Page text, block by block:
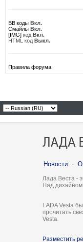
BB коды Вкл.
Смайлы Вкл.
[IMG] код Вкл.
HTML код Выкл.
Правила форума
ЛАДА
Новости ·
Лада Веста -
Над
LADA Vesta
прочитать
Vesta.
Разместить